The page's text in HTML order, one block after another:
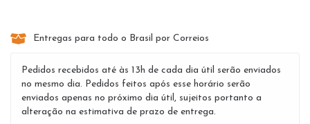
Entregas para todo o Brasil por Correios
Pedidos recebidos até às 13h de cada dia útil serão enviados
no mesmo dia. Pedidos feitos após esse horário serão
enviados apenas no próximo dia útil, sujeitos portanto a
alteração na estimativa de prazo de entrega.